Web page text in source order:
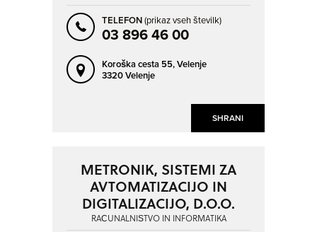
SHRANI
TELEFON(prikaz vseh številk)
03 896 46 00
Koroška cesta 55,Velenje
3320 Velenje
METRONIK, SISTEMI ZA
AVTOMATIZACIJO IN
DIGITALIZACIJO, D.O.O.
RAČUNALNIŠTVO IN INFORMATIKA